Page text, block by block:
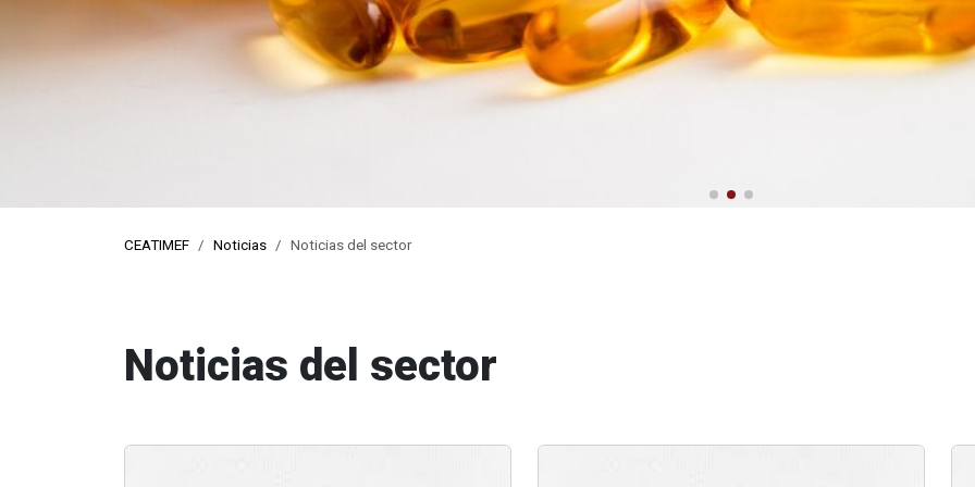
de la visita médica
www.visitamedica.com
profesionales de visitadores
CEATIMEF Noticias Noticias del sector
Noticias del sector